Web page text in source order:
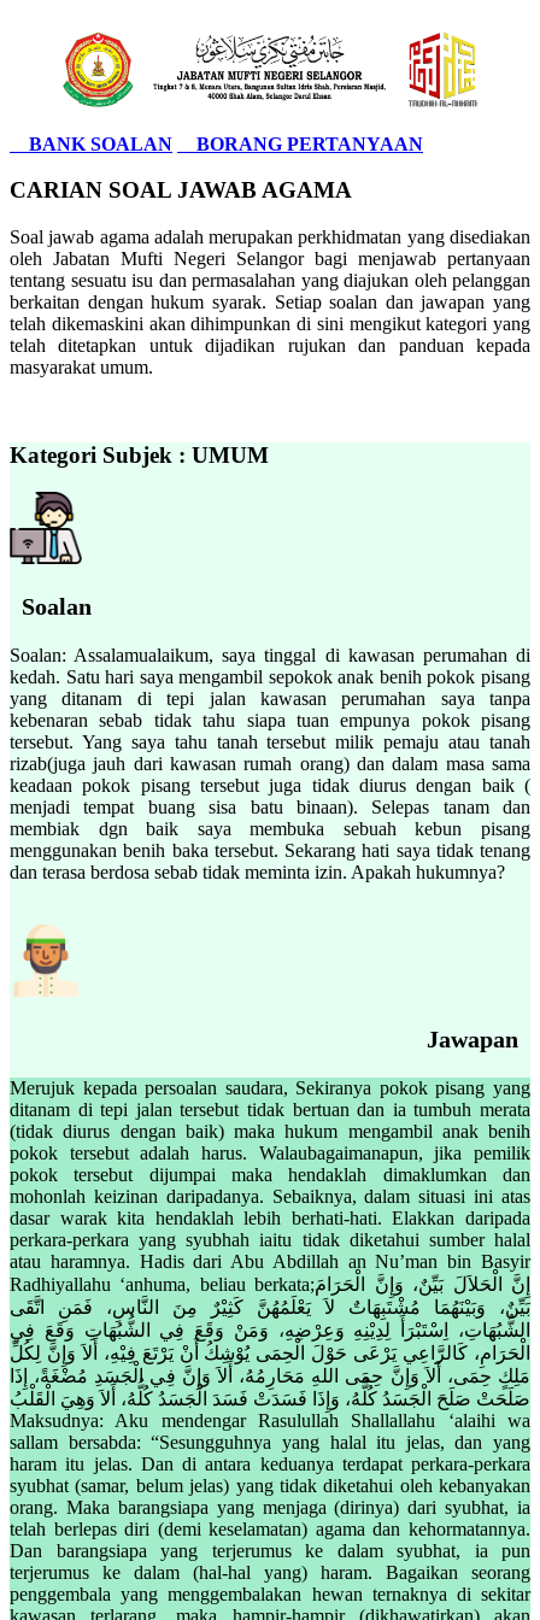
BANK SOALAN BORANG PERTANYAAN
CARIAN SOAL JAWAB AGAMA
Soal jawab agama adalah merupakan perkhidmatan yang disediakan
oleh Jabatan Mufti Negeri Selangor bagi menjawab pertanyaan
tentang sesuatu isu dan permasalahan yang diajukan oleh pelanggan
berkaitan dengan hukum syarak. Setiap soalan dan jawapan yang
telah dikemaskini akan dihimpunkan di sini mengikut kategori yang
telah ditetapkan untuk dijadikan rujukan dan panduan kepada
masyarakat umum.
Kategori Subjek : UMUM
Soalan
Soalan: Assalamualaikum, saya tinggal di kawasan perumahan di
kedah. Satu hari saya mengambil sepokok anak benih pokok pisang
yang ditanam di tepi jalan kawasan perumahan saya tanpa
kebenaran sebab tidak tahu siapa tuan empunya pokok pisang
tersebut. Yang saya tahu tanah tersebut milik pemaju atau tanah
rizab(juga jauh dari kawasan rumah orang) dan dalam masa sama
keadaan pokok pisang tersebut juga tidak diurus dengan baik (
menjadi tempat buang sisa batu binaan). Selepas tanam dan
membiak dgn baik saya membuka sebuah kebun pisang
menggunakan benih baka tersebut. Sekarang hati saya tidak tenang
dan terasa berdosa sebab tidak meminta izin. Apakah hukumnya?
Jawapan
Merujuk kepada persoalan saudara, Sekiranya pokok pisang yang
ditanam di tepi jalan tersebut tidak bertuan dan ia tumbuh merata
(tidak diurus dengan baik) maka hukum mengambil anak benih
pokok tersebut adalah harus. Walaubagaimanapun, jika pemilik
pokok tersebut dijumpai maka hendaklah dimaklumkan dan
mohonlah keizinan daripadanya. Sebaiknya, dalam situasi ini atas
dasar warak kita hendaklah lebih berhati-hati. Elakkan daripada
perkara-perkara yang syubhah iaitu tidak diketahui sumber halal
atau haramnya. Hadis dari Abu Abdillah an Nu’man bin Basyir
Radhiyallahu ‘anhuma, beliau berkata;إِنَّ الْحَلاَلَ بَيِّنٌ، وَإِنَّ الْحَرَامَ
بَيِّنٌ، وَبَيْنَهُمَا مُشْتَبِهَاتٌ لاَ يَعْلَمُهُنَّ كَثِيْرٌ مِنَ النَّاسِ، فَمَنِ اتَّقَى
الشُّبُهَاتِ، اِسْتَبْرَأَ لِدِيْنِهِ وَعِرْضِهِ، وَمَنْ وَقَعَ فِي الشُّبُهَاتِ وَقَعَ فِي
الْحَرَامِ، كَالرَّاعِي يَرْعَى حَوْلَ الْحِمَى يُوْشِكُ أَنْ يَرْتَعَ فِيْهِ، أَلاَ وَإِنَّ لِكُلِّ
مَلِكٍ حِمَى، أَلاَ وَإِنَّ حِمَى اللهِ مَحَارِمُهُ، أَلاَ وَإِنَّ فِي الْجَسَدِ مُضْغَةً، إِذَا
صَلَحَتْ صَلَحَ الْجَسَدُ كُلُّهُ، وَإِذَا فَسَدَتْ فَسَدَ الْجَسَدُ كُلُّهُ، أَلاَ وَهِيَ الْقَلْبُ
Maksudnya: Aku mendengar Rasulullah Shallallahu ‘alaihi wa
sallam bersabda: “Sesungguhnya yang halal itu jelas, dan yang
haram itu jelas. Dan di antara keduanya terdapat perkara-perkara
syubhat (samar, belum jelas) yang tidak diketahui oleh kebanyakan
orang. Maka barangsiapa yang menjaga (dirinya) dari syubhat, ia
telah berlepas diri (demi keselamatan) agama dan kehormatannya.
Dan barangsiapa yang terjerumus ke dalam syubhat, ia pun
terjerumus ke dalam (hal-hal yang) haram. Bagaikan seorang
penggembala yang menggembalakan hewan ternaknya di sekitar
kawasan terlarang, maka hampir-hampir (dikhawatirkan) akan